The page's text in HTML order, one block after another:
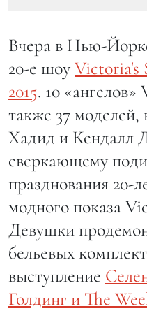
Вчера в Нью-
20-е шоуVictoria's
2015. 10 «ангелов»
также 37
Хадид и Кендалл
сверкающему
празднования 20-
модного показа
Девушки
бельевых
выступление
Голдинг и The